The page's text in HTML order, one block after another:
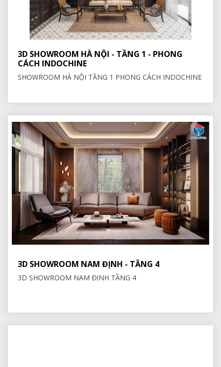
3D SHOWROOM HÀ NỘI - TẦNG 1 - PHONG
CÁCH INDOCHINE
SHOWROOM HÀ NỘI TẦNG 1 PHONG CÁCH INDOCHINE
3D SHOWROOM NAM ĐỊNH - TẦNG 4
3D SHOWROOM NAM ĐỊNH TẦNG 4